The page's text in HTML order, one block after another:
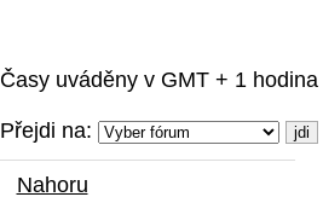
Časy uváděny v GMT + 1 hodina
Přejdi na:
Nahoru